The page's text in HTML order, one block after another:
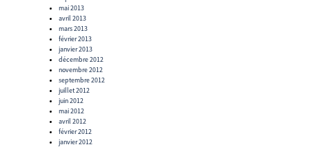
mai 2013
avril 2013
mars 2013
février 2013
janvier 2013
décembre 2012
novembre 2012
septembre 2012
juillet 2012
juin 2012
mai 2012
avril 2012
février 2012
janvier 2012